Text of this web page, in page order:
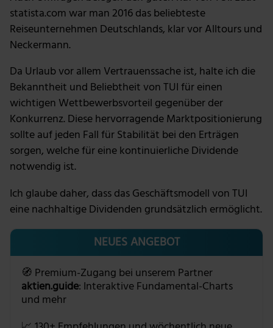
statista.com war man 2016 das beliebteste
Reiseunternehmen Deutschlands, klar vor Alltours und
Neckermann.
Da Urlaub vor allem Vertrauenssache ist, halte ich die
Bekanntheit und Beliebtheit von TUI für einen
wichtigen Wettbewerbsvorteil gegenüber der
Konkurrenz. Diese hervorragende Marktpositionierung
sollte auf jeden Fall für Stabilität bei den Erträgen
sorgen, welche für eine kontinuierliche Dividende
notwendig ist.
Ich glaube daher, dass das Geschäftsmodell von TUI
eine nachhaltige Dividenden grundsätzlich ermöglicht.
NEUES ANGEBOT
🧭 Premium-Zugang bei unserem Partner
aktien.guide: Interaktive Fundamental-Charts
und mehr